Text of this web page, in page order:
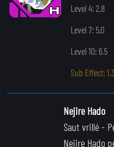
Level 4: 2.8
Level 7: 5.0
Level 10: 6.5
Sub Effect: 1.3
Nejire Hado
Saut vrillé-
Nejire Hado